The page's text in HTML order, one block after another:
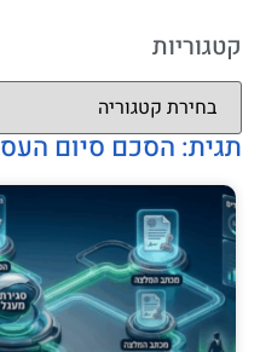
קטגוריות
תגית: הסכם סיום